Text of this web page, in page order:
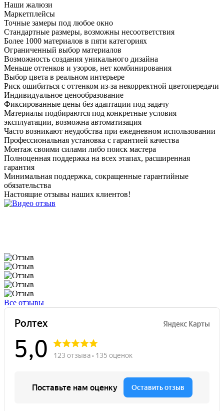
Наши жалюзи
Маркетплейсы
Точные замеры под любое окно
Стандартные размеры, возможны несоответствия
Более 1000 материалов в пяти категориях
Ограниченный выбор материалов
Возможность создания уникального дизайна
Меньше оттенков и узоров, нет комбинирования
Выбор цвета в реальном интерьере
Риск ошибиться с оттенком из-за некорректной цветопередачи
Индивидуальное ценообразование
Фиксированные цены без адаптации под задачу
Материалы подбираются под конкретные условия
эксплуатации, возможна автоматизация
Часто возникают неудобства при ежедневном использовании
Профессиональная установка с гарантией качества
Монтаж своими силами либо поиск мастера
Полноценная поддержка на всех этапах, расширенная
гарантия
Минимальная поддержка, сокращенные гарантийные
обязательства
Настоящие отзывы наших клиентов!
Все отзывы